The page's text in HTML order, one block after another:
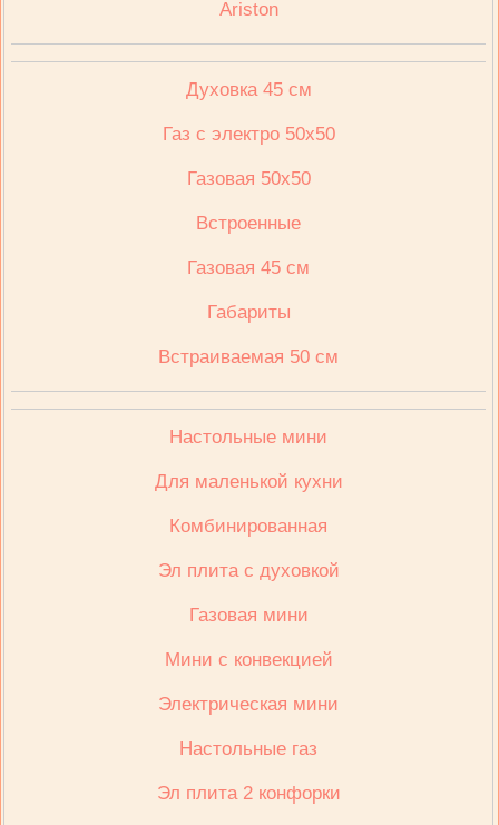
Ariston
Духовка 45 см
Газ с электро 50х50
Газовая 50х50
Встроенные
Газовая 45 см
Габариты
Встраиваемая 50 см
Настольные мини
Для маленькой кухни
Комбинированная
Эл плита с духовкой
Газовая мини
Мини с конвекцией
Электрическая мини
Настольные газ
Эл плита 2 конфорки